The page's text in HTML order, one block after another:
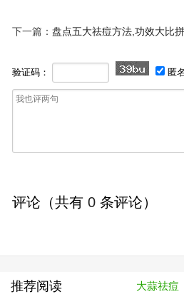
下一篇： 盘点五大祛痘方法,功效大比拼
验证码： 匿
评论（共有 0 条评论）
推荐阅读 大蒜祛痘